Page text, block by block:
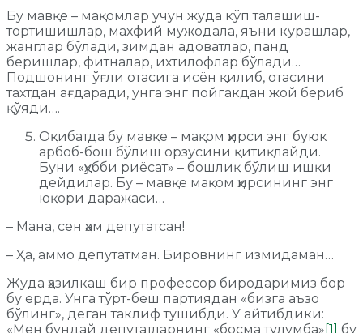
Бу мавқе – мақомлар учун жуда кўп талашиш-
тортишишлар, махфий мужодала, яъни курашлар,
жанглар бўлади, зимдан адоватлар, панд
беришлар, фитналар, ихтилофлар бўлади…
Подшонинг ўғли отасига исён қилиб, отасини
тахтдан ағдаради, унга энг пойгакдан жой бериб
қўяди….
Оқибатда бу мавқе – мақом ҳирси энг буюк
арбоб-бош бўлиш орзусини қитиқлайди.
Буни «ҳубби риёсат» – бошлиқ бўлиш ишқи
дейдилар. Бу – мавқе мақом ҳирсининг энг
юқори даражаси…
– Мана, сен ҳам депутатсан!
– Ҳа, аммо депутатман. Бировнинг измидаман…
Жуда ҳазилкаш бир профессор биродаримиз бор
бу ерда. Унга тўрт-беш партиядан «бизга аъзо
бўлинг», деган таклиф тушибди. У айтибдики:
«Мен бундай депутатларнинг «босма тулумба» [1] бу